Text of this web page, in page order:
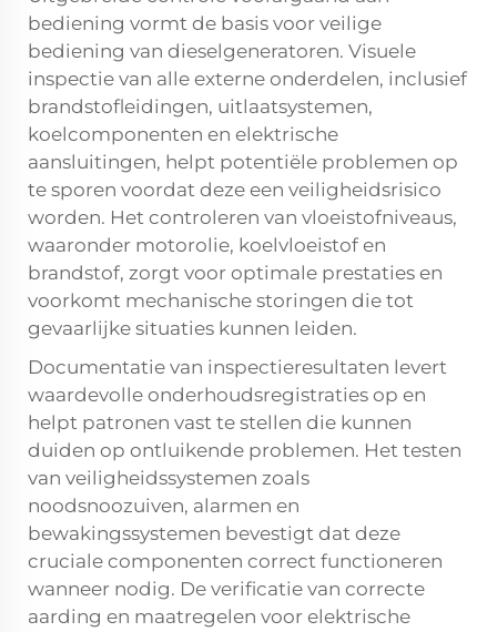
bediening vormt de basis voor veilige
bediening van dieselgeneratoren. Visuele
inspectie van alle externe onderdelen, inclusief
brandstofleidingen, uitlaatsystemen,
koelcomponenten en elektrische
aansluitingen, helpt potentiële problemen op
te sporen voordat deze een veiligheidsrisico
worden. Het controleren van vloeistofniveaus,
waaronder motorolie, koelvloeistof en
brandstof, zorgt voor optimale prestaties en
voorkomt mechanische storingen die tot
gevaarlijke situaties kunnen leiden.
Documentatie van inspectieresultaten levert
waardevolle onderhoudsregistraties op en
helpt patronen vast te stellen die kunnen
duiden op ontluikende problemen. Het testen
van veiligheidssystemen zoals
noodsnoozuiven, alarmen en
bewakingssystemen bevestigt dat deze
cruciale componenten correct functioneren
wanneer nodig. De verificatie van correcte
aarding en maatregelen voor elektrische